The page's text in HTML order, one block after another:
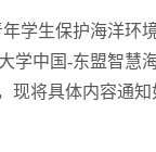
生保护海洋环
学中国-东盟智慧
现将具体内容通知